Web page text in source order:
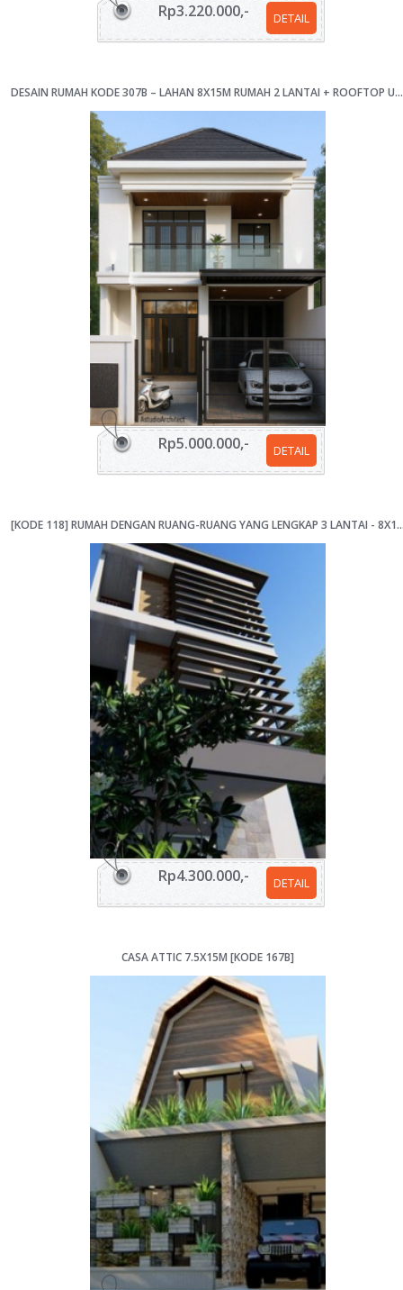
DETAIL
Rp3.220.000,-
DESAIN RUMAH KODE 307B – LAHAN 8X15M RUMAH 2 LANTAI + ROOFTOP UNTUK KELUARGA DENGAN HOBI MOTOR
DETAIL
Rp5.000.000,-
[KODE 118] RUMAH DENGAN RUANG-
DETAIL
Rp4.300.000,-
CASA ATTIC 7.5X15M [KODE 167B]